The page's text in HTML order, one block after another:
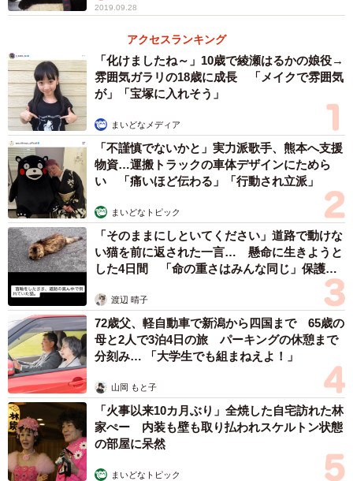
2019.09.28
アクセスランキング
「化けましたね～」10歳で綾瀬はるかの娘役→
雰囲気ガラリの18歳に成長 「メイクで雰囲気
が」「宝塚に入れそう」
まいどなメディア
「不謹慎でないかと」実力派歌手、熊本へ支援
物資…運搬トラックの車体デザインにためら
い 「痛いほど伝わる」「行動され立派」
まいどなトピック
「そのままにしといてください」道路で動けな
い猫を前に返された一言… 懸命に生きようと
した4日間 「命の重さはみんな同じ」保護団
渡辺 晴子
72歳父、軽自動車で新潟から四国まで 65歳の
母と2人で3泊4日の旅 パーキングの休憩まで
分刻み… 「大学生でも組まねえよ！」
山岡 もと子
「火事以来10カ月ぶり」全焼した自宅訪れた林
家ぺー 内装も壁も取り払われスケルトン状態
の部屋に呆然
まいどなトピック